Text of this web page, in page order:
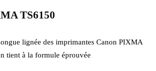
TS6150
lignée des imprimantes Canon PIXMA
tient à la formule éprouvée